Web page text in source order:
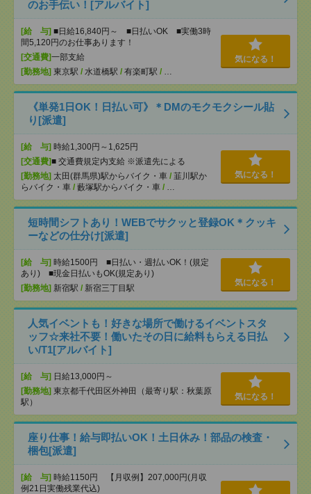
のお手伝い！[アルバイト]
[給 与] ■日給16,840円～ ■日払いOK ■実働3時
間5,120円のお仕事あります！
[交通費]一部支給
[勤務地] 東京駅 / 水道橋駅 / 有楽町駅 / …
気になる！
《単発1日OK！日払い可》＊DMのモクモクシール貼
り[派遣]
[給 与] 時給1,300円～1,625円
[交通費]■ 交通費規定内支給 ※派遣先による
[勤務地] 太田(群馬県)駅からバイク・車 / 韮川駅か
らバイク・車 / 藪塚駅からバイク・車 / …
気になる！
短時間シフトあり！WEBでサクッと登録OK＊クッキ
ーなどの仕分け[派遣]
[給 与] 時給1500円 ■日払い・週払いOK！(規定
あり) ■現金日払いもOK(規定あり)
[勤務地] 新宿駅 / 新宿三丁目駅
気になる！
人気イベントも！好きな場所で働けるイベントスタ
ッフ☆来社不要！働いたその日に給料もらえる日払
い/T1[アルバイト]
[給 与] 日給13,000円～
[勤務地] 東京都千代田区外神田（最寄り駅：秋葉原
駅）
気になる！
座り仕事！給与即払いOK！土日休み！部品の検査・
梱包[派遣]
[給 与] 時給1150円 【月収例】207,000円(月収
例21日実働残業代込)